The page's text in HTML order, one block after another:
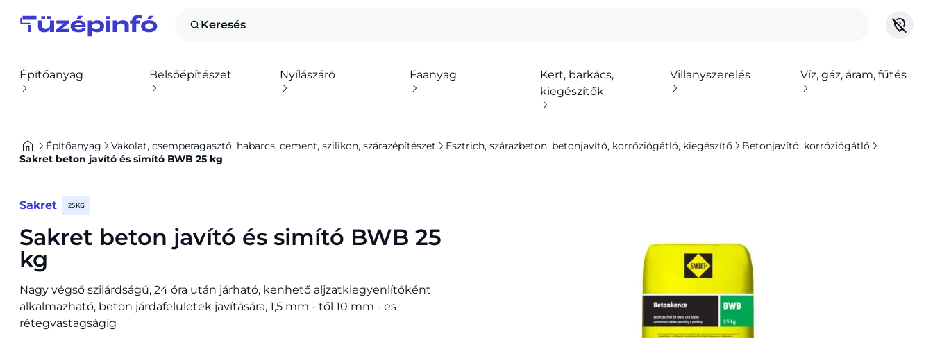
Keresés
Építőanyag Belsőépítészet Nyílászáró Faanyag
Kert, barkács,
kiegészítők
Villanyszerelés Víz, gáz, áram, fűtés
Építőanyag Vakolat, csemperagasztó, habarcs, cement, szilikon, szárazépítészet Esztrich, szárazbeton, betonjavító, korróziógátló, kiegészítő
Betonjavító, korróziógátló
Sakret beton javító és simító BWB 25 kg
Sakret 25 KG
Sakret beton javító és simító BWB 25
kg
Nagy végső szilárdságú, 24 óra után járható, kenhető aljzatkiegyenlítőként
alkalmazható, beton járdafelületek javítására, 1,5 mm - től 10 mm - es
rétegvastagságig